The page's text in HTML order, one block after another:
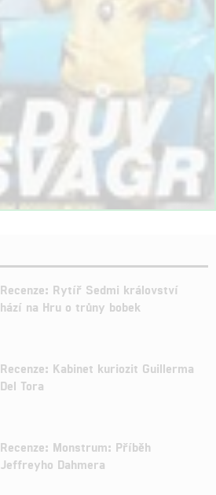
Recenze: Rytíř Sedmi království
hází na Hru o trůny bobek
Recenze: Kabinet kuriozit Guillerma
Del Tora
Recenze: Monstrum: Příběh
Jeffreyho Dahmera